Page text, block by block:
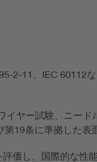
2-11、IEC 60112
ヤー試験、ニー
19条に準拠した表
価し、国際的な性